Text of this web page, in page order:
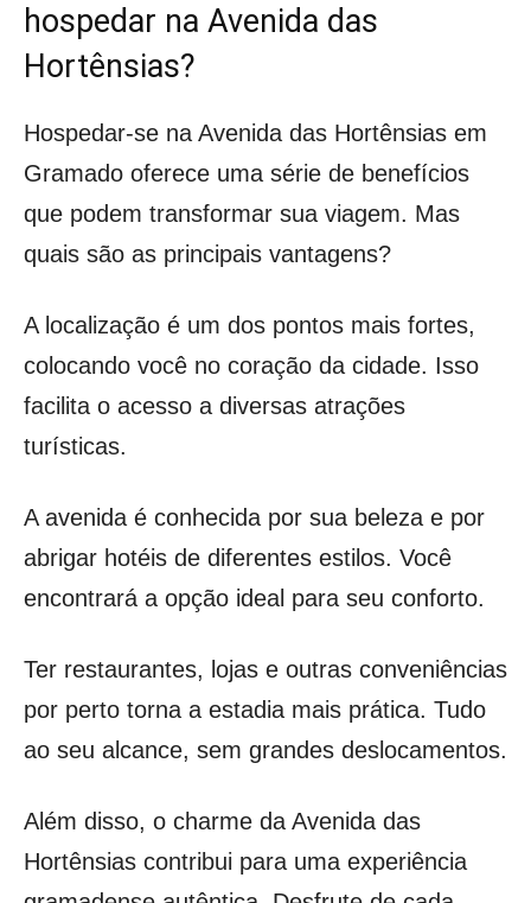
hospedar na Avenida das
Hortênsias?
Hospedar-se na Avenida das Hortênsias em
Gramado oferece uma série de benefícios
que podem transformar sua viagem. Mas
quais são as principais vantagens?
A localização é um dos pontos mais fortes,
colocando você no coração da cidade. Isso
facilita o acesso a diversas atrações
turísticas.
A avenida é conhecida por sua beleza e por
abrigar hotéis de diferentes estilos. Você
encontrará a opção ideal para seu conforto.
Ter restaurantes, lojas e outras conveniências
por perto torna a estadia mais prática. Tudo
ao seu alcance, sem grandes deslocamentos.
Além disso, o charme da Avenida das
Hortênsias contribui para uma experiência